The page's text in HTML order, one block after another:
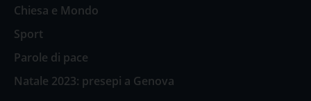
Chiesa e Mondo
Sport
Parole di pace
Natale 2023: presepi a Genova